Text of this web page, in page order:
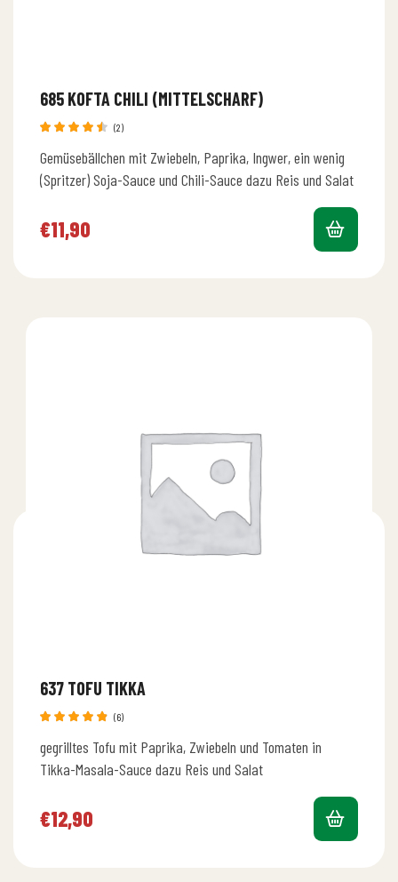
685 KOFTA CHILI (MITTELSCHARF)
mit4.50
(2)
Gemüsebällchen mit Zwiebeln, Paprika, Ingwer, ein wenig
(Spritzer) Soja-Sauce und Chili-Sauce dazu Reis und Salat
€11,90
637 TOFU TIKKA
mit4.83
von 5
(6)
gegrilltes Tofu mit Paprika, Zwiebeln und Tomaten in
Tikka-Masala-Sauce dazu Reis und Salat
€12,90